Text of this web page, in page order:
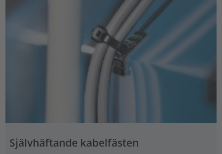
Självhäftande kabelfästen